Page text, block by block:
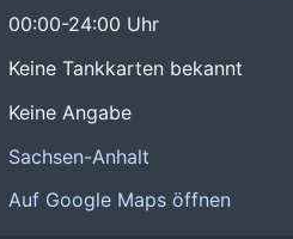
00:00-24:00 Uhr
Keine Tankkarten bekannt
Keine Angabe
Sachsen-Anhalt
Auf Google Maps öffnen